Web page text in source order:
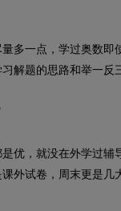
一点，学过奥数即
解题的思路和举一反
，就没在外学过辅
外试卷，周末更是几